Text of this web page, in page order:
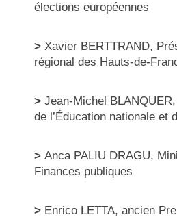
élections européennes
>Xavier BERTTRAND,
régional des Hauts-de-
>Jean-Michel
de l’Éducation nationale et
>Anca PALIU DRAGU,
Finances publiques
> Enrico LETTA, ancien